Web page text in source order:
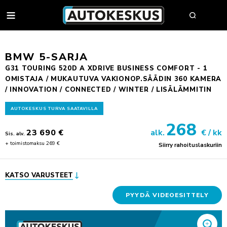
AUTOHAKU
MYY AUTOSI
AUTOHAKU
VAIHTOAUTON OSTAJAN OPAS
AUTOKESKUS TURVA -PALVELUPAKETTI
UUDET AUTOT
FORD
JULKISET HANKINNAT
HUOLTO & RENKAAT
KOLARIKORJAUS & TUULILASIT
BMW 5-SARJA
G31 TOURING 520D A XDRIVE BUSINESS COMFORT - 1
OMISTAJA / MUKAUTUVA VAKIONOP.SÄÄDIN 360 KAMERA
/ INNOVATION / CONNECTED / WINTER / LISÄLÄMMITIN
AUTOKESKUS TURVA SAATAVILLA
Sis. alv. 23 690 €
+ toimistomaksu 269 €
alk. 268 € / kk
Siirry rahoituslaskuriin
KATSO VARUSTEET
PYYDÄ VIDEOESITTELY